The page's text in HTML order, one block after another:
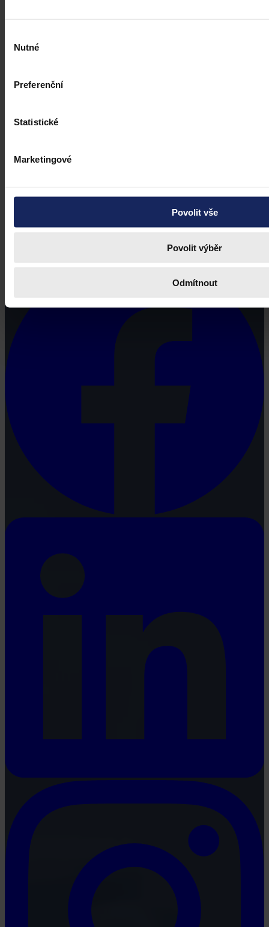
souhlasu
Nutné
Preferenční
Statistické
Marketingové
Povolit vše
Povolit výběr
Odmítnout
Právní portál, jehož cílovou skupinou jsou nejenom právní
profesionálové a zástupci právnických profesí, ale všichni, kteří